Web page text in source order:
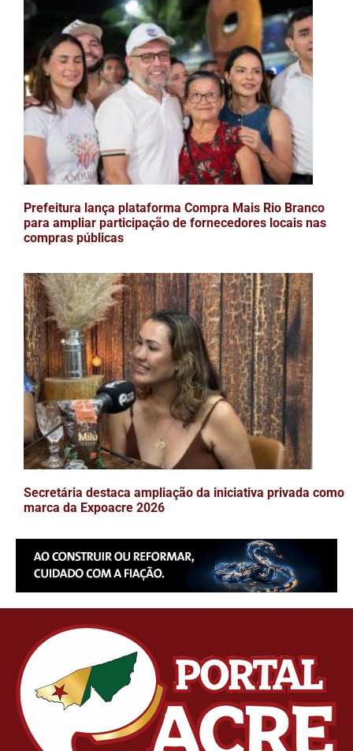
Prefeitura lança plataforma Compra Mais Rio Branco
para ampliar participação de fornecedores locais nas
compras públicas
Secretária destaca ampliação da iniciativa privada como
marca da Expoacre 2026